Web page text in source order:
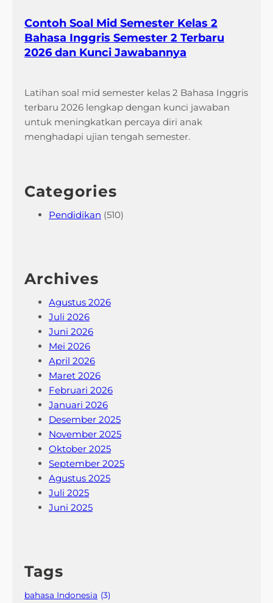
Contoh Soal Mid Semester Kelas 2
Bahasa Inggris Semester 2 Terbaru
2026 dan Kunci Jawabannya
Latihan soal mid semester kelas 2 Bahasa Inggris
terbaru 2026 lengkap dengan kunci jawaban
untuk meningkatkan percaya diri anak
menghadapi ujian tengah semester.
Categories
Pendidikan (510)
Archives
Agustus 2026
Juli 2026
Juni 2026
Mei 2026
April 2026
Maret 2026
Februari 2026
Januari 2026
Desember 2025
November 2025
Oktober 2025
September 2025
Agustus 2025
Juli 2025
Juni 2025
Tags
bahasa Indonesia (3)